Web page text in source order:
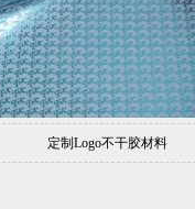
定制Logo不干胶材料